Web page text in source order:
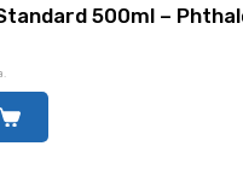
500ml –